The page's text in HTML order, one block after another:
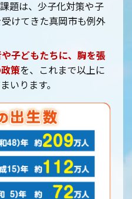
題は、少子化対策や子
けてきた真岡市も例外
子どもたちに、胸を張
策を、これまで以上に
いります。